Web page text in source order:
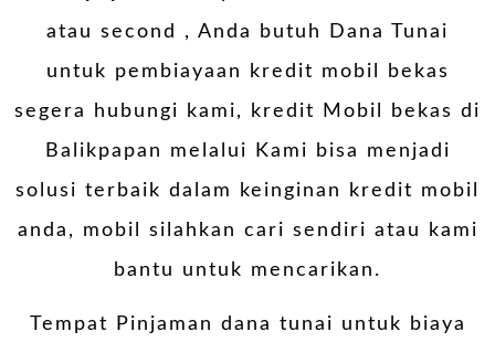
atau second , Anda butuh Dana Tunai
untuk pembiayaan kredit mobil bekas
segera hubungi kami, kredit Mobil bekas di
Balikpapan melalui Kami bisa menjadi
solusi terbaik dalam keinginan kredit mobil
anda, mobil silahkan cari sendiri atau kami
bantu untuk mencarikan.
Tempat Pinjaman dana tunai untuk biaya